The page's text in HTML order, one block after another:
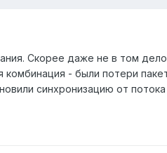
Скорее даже не в том
- были потери
синхронизацию от